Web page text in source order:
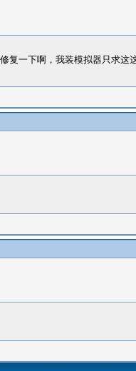
一下啊，我装模拟器只求